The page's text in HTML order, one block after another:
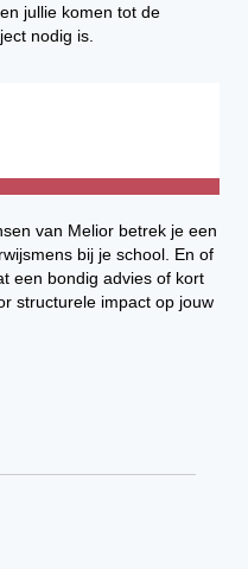
jullie komen tot de
nodig is.
van Melior betrek je een
bij je school. En of
een bondig advies of kort
structurele impact op jouw